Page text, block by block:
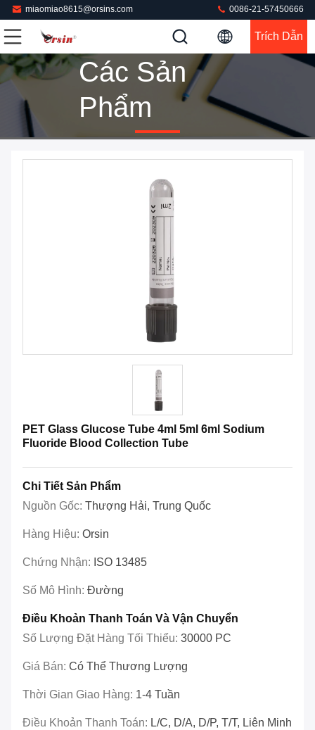
miaomiao8615@orsins.com 0086-21-57450666
Trích Dẫn
Các Sản
Phẩm
PET Glass Glucose Tube 4ml 5ml 6ml Sodium
Fluoride Blood Collection Tube
Chi Tiết Sản Phẩm
Nguồn Gốc: Thượng Hải, Trung Quốc
Hàng Hiệu: Orsin
Chứng Nhận: ISO 13485
Số Mô Hình: Đường
Điều Khoản Thanh Toán Và Vận Chuyển
Số Lượng Đặt Hàng Tối Thiểu: 30000 PC
Giá Bán: Có Thể Thương Lượng
Thời Gian Giao Hàng: 1-4 Tuần
Điều Khoản Thanh Toán: L/C, D/A, D/P, T/T, Liên Minh